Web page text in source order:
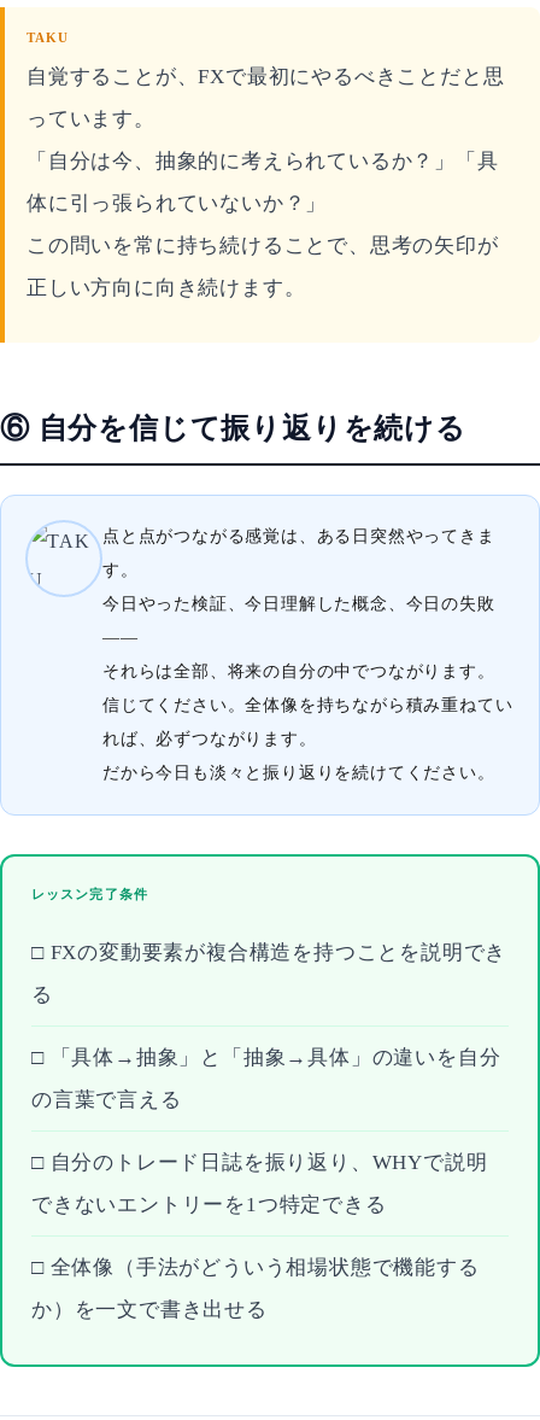
TAKU
自覚することが、FXで最初にやるべきことだと思
っています。
「自分は今、抽象的に考えられているか？」「具
体に引っ張られていないか？」
この問いを常に持ち続けることで、思考の矢印が
正しい方向に向き続けます。
⑥ 自分を信じて振り返りを続ける
点と点がつながる感覚は、ある日突然やってきま
す。
今日やった検証、今日理解した概念、今日の失敗
——
それらは全部、将来の自分の中でつながります。
信じてください。全体像を持ちながら積み重ねてい
れば、必ずつながります。
だから今日も淡々と振り返りを続けてください。
レッスン完了条件
□ FXの変動要素が複合構造を持つことを説明でき
る
□ 「具体→抽象」と「抽象→具体」の違いを自分
の言葉で言える
□ 自分のトレード日誌を振り返り、WHYで説明
できないエントリーを1つ特定できる
□ 全体像（手法がどういう相場状態で機能する
か）を一文で書き出せる